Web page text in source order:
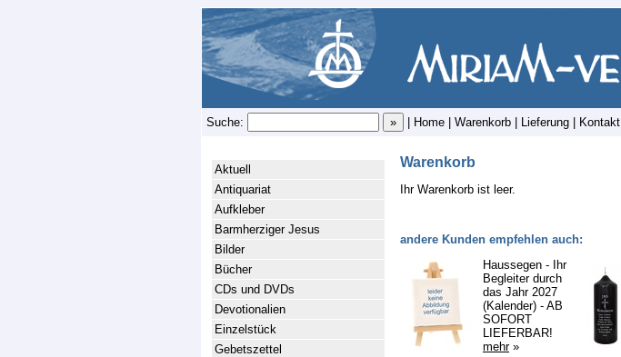
Suche: Home Warenkorb Lieferung Kontakt
Aktuell
Antiquariat
Aufkleber
Barmherziger Jesus
Bilder
Bücher
CDs und DVDs
Devotionalien
Einzelstück
Gebetszettel
Warenkorb
Ihr Warenkorb ist leer.
andere Kunden empfehlen auch:
Haussegen - Ihr
Begleiter durch
das Jahr 2027
(Kalender) - AB
SOFORT
LIEFERBAR!
mehr»